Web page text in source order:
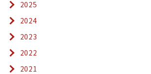
2025
2024
2023
2022
2021